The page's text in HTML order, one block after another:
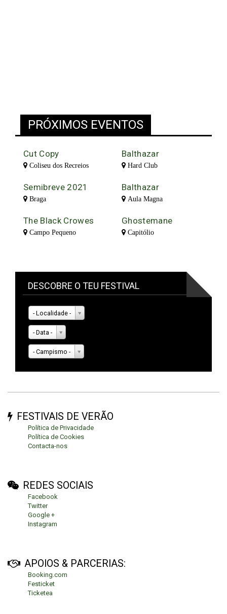
PRÓXIMOS EVENTOS
Cut Copy
Coliseu dos Recreios
Balthazar
Hard Club
Semibreve 2021
Braga
Balthazar
Aula Magna
The Black Crowes
Campo Pequeno
Ghostemane
Capitólio
DESCOBRE O TEU FESTIVAL
- Localidade -
- Data -
- Campismo -
FESTIVAIS DE VERÃO
Política de Privacidade
Política de Cookies
Contacta-nos
REDES SOCIAIS
Facebook
Twitter
Google +
Instagram
APOIOS & PARCERIAS:
Booking.com
Festicket
Ticketea